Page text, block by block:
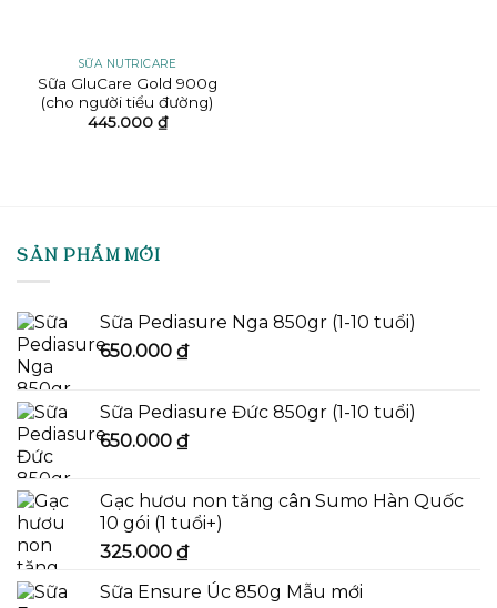
SỮA NUTRICARE
Sữa GluCare Gold 900g
(cho người tiểu đường)
445.000 ₫
SẢN PHẨM MỚI
Sữa Pediasure Nga 850gr (1-10 tuổi)
650.000 ₫
Sữa Pediasure Đức 850gr (1-10 tuổi)
650.000 ₫
Gạc hươu non tăng cân Sumo Hàn Quốc
10 gói (1 tuổi+)
325.000 ₫
Sữa Ensure Úc 850g Mẫu mới